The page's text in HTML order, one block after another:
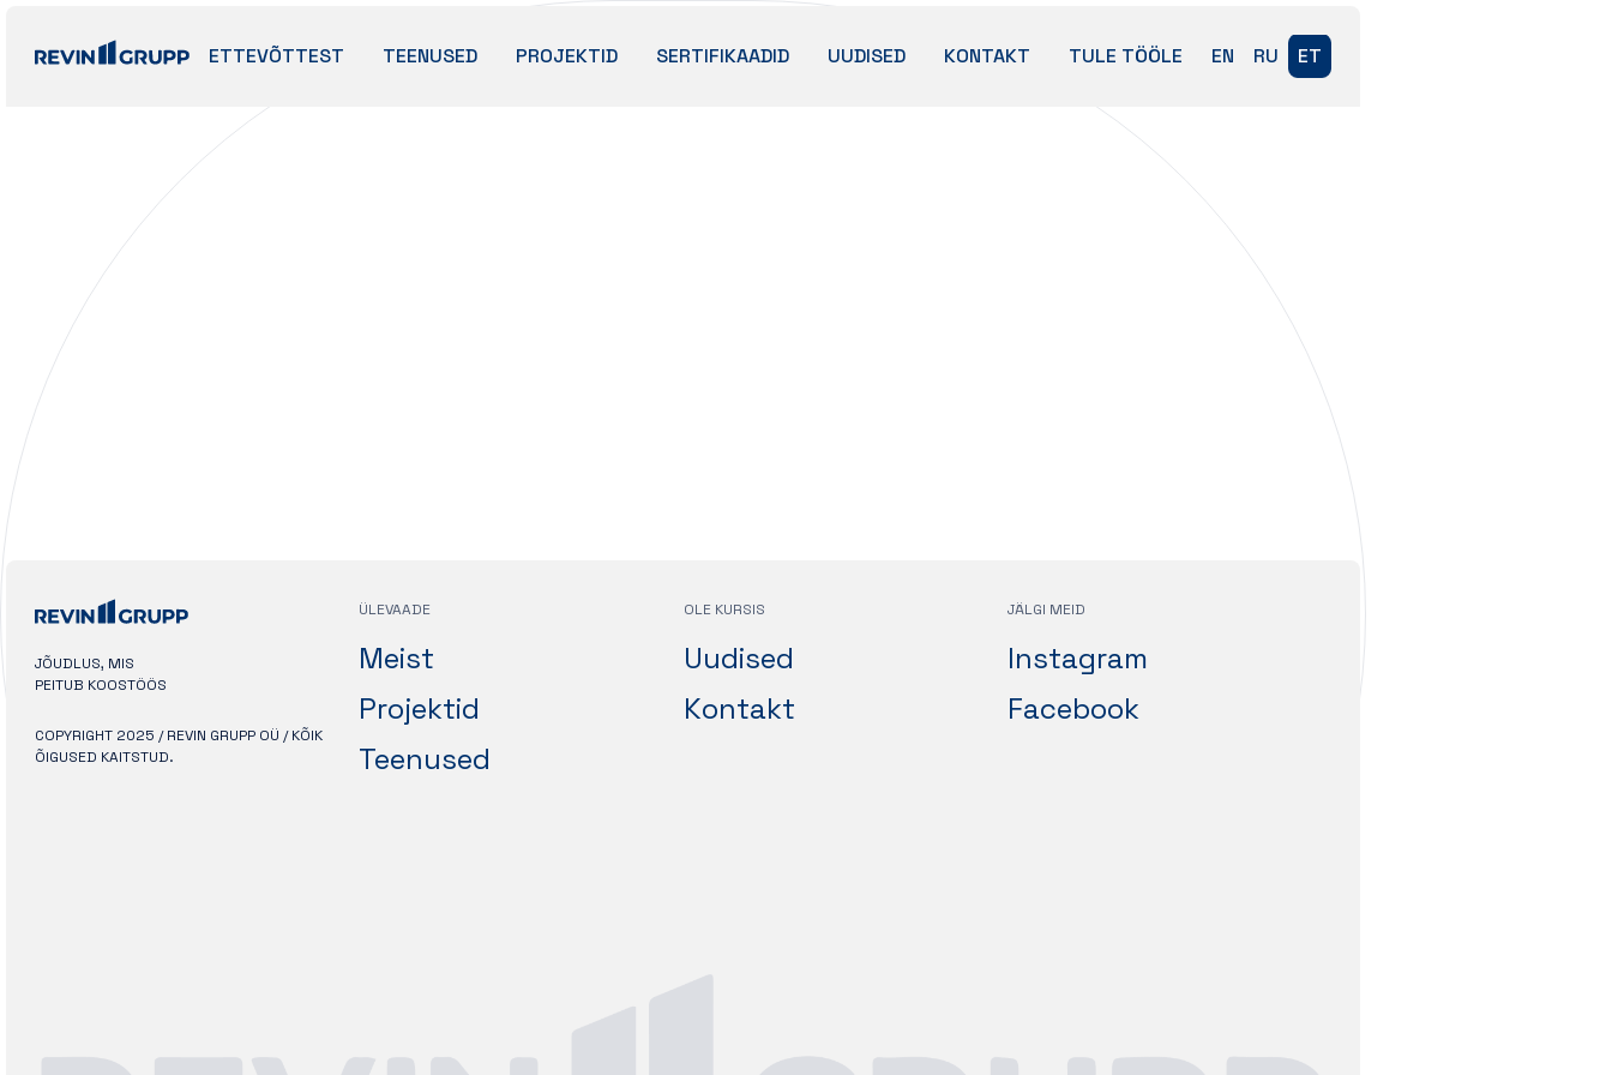
ETTEVÕTTEST TEENUSED PROJEKTID SERTIFIKAADID UUDISED KONTAKT TULE TÖÖLE EN RU ET
JÕUDLUS, MIS
PEITUB KOOSTÖÖS
COPYRIGHT 2025 / REVIN GRUPP OÜ / KÕIK
ÕIGUSED KAITSTUD.
ÜLEVAADE
Meist
Projektid
Teenused
OLE KURSIS
Uudised
Kontakt
JÄLGI MEID
Instagram
Facebook